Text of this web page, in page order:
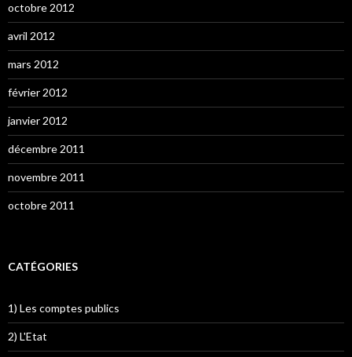
octobre 2012
avril 2012
mars 2012
février 2012
janvier 2012
décembre 2011
novembre 2011
octobre 2011
CATÉGORIES
1) Les comptes publics
2) L'Etat